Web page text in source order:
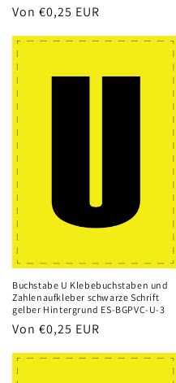
Normaler
Preis
Von €0,25 EUR
Buchstabe U Klebebuchstaben und
Zahlenaufkleber schwarze Schrift
gelber Hintergrund ES-BGPVC-U-3
Normaler
Von €0,25 EUR